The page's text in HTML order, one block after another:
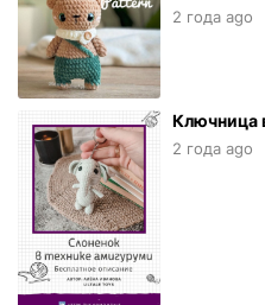
2 года ago
Ключница
2 года ago